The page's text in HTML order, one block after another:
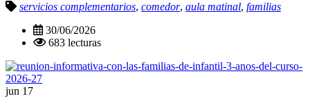
servicios complementarios, comedor, aula matinal, familias
30/06/2026
683 lecturas
jun 17